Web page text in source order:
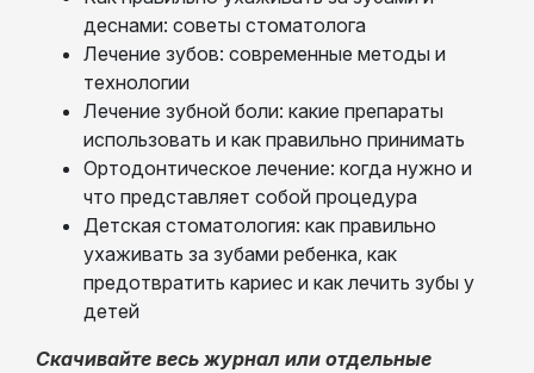
деснами: советы стоматолога
Лечение зубов: современные методы и
технологии
Лечение зубной боли: какие препараты
использовать и как правильно принимать
Ортодонтическое лечение: когда нужно и
что представляет собой процедура
Детская стоматология: как правильно
ухаживать за зубами ребенка, как
предотвратить кариес и как лечить зубы у
детей
Скачивайте весь журнал или отдельные